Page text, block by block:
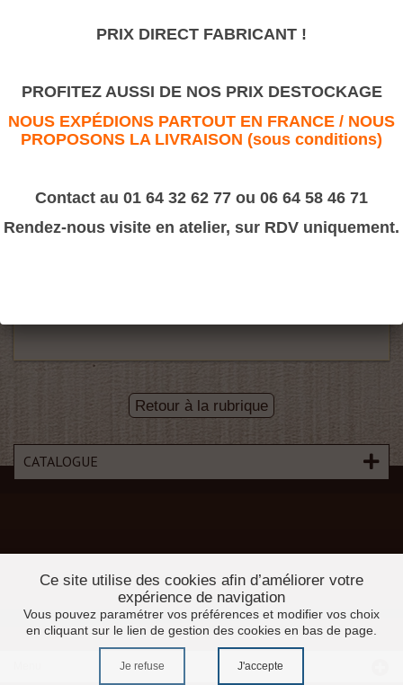
Socle N° 5
Retour à la rubrique
CATALOGUE
Ce site utilise des cookies afin d’améliorer votre
expérience de navigation
Vous pouvez paramétrer vos préférences et modifier vos choix
en cliquant sur le lien de gestion des cookies en bas de page.
Je refuse J'accepte
PRIX DIRECT FABRICANT !
PROFITEZ AUSSI DE NOS PRIX DESTOCKAGE
NOUS EXPÉDIONS PARTOUT EN FRANCE / NOUS
PROPOSONS LA LIVRAISON (sous conditions)
Contact au 01 64 32 62 77 ou 06 64 58 46 71
Rendez-nous visite en atelier, sur RDV uniquement.